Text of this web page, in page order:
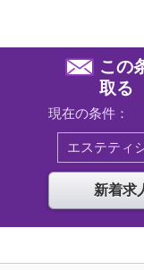
この
取る
現在の条件：
エステティ